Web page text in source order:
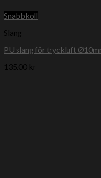
Snabbkoll
Slang
PU slang för tryckluft
135.00 kr